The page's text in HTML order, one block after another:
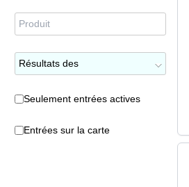
Seulement entrées actives
Entrées sur la carte